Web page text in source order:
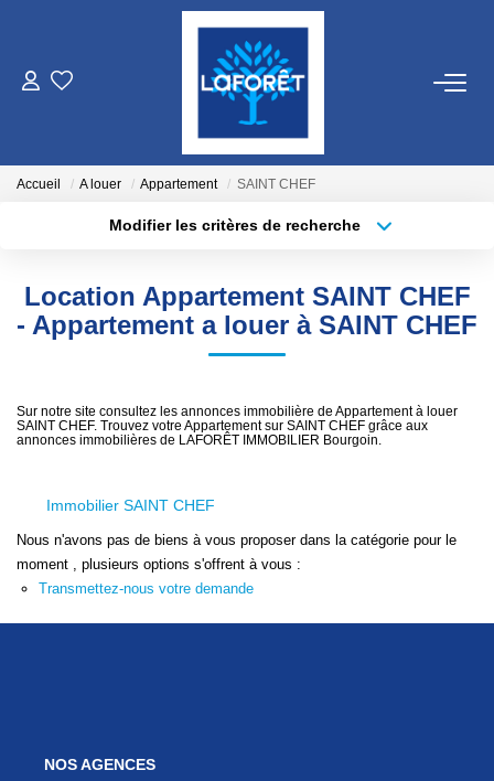
LOCATIONS
ESTIMATION
Qui Sommes Nous
Nos Services
Avis Clients
Nos Actualités
Accueil A louer Appartement SAINT CHEF
Modifier les critères de recherche
Surface min Budget max
Location Appartement SAINT CHEF
- Appartement a louer à SAINT CHEF
Sur notre site consultez les annonces immobilière de Appartement à louer
SAINT CHEF. Trouvez votre Appartement sur SAINT CHEF grâce aux
annonces immobilières de LAFORÊT IMMOBILIER Bourgoin.
Immobilier SAINT CHEF
Nous n'avons pas de biens à vous proposer dans la catégorie pour le
moment , plusieurs options s'offrent à vous :
Transmettez-nous votre demande
NOS AGENCES